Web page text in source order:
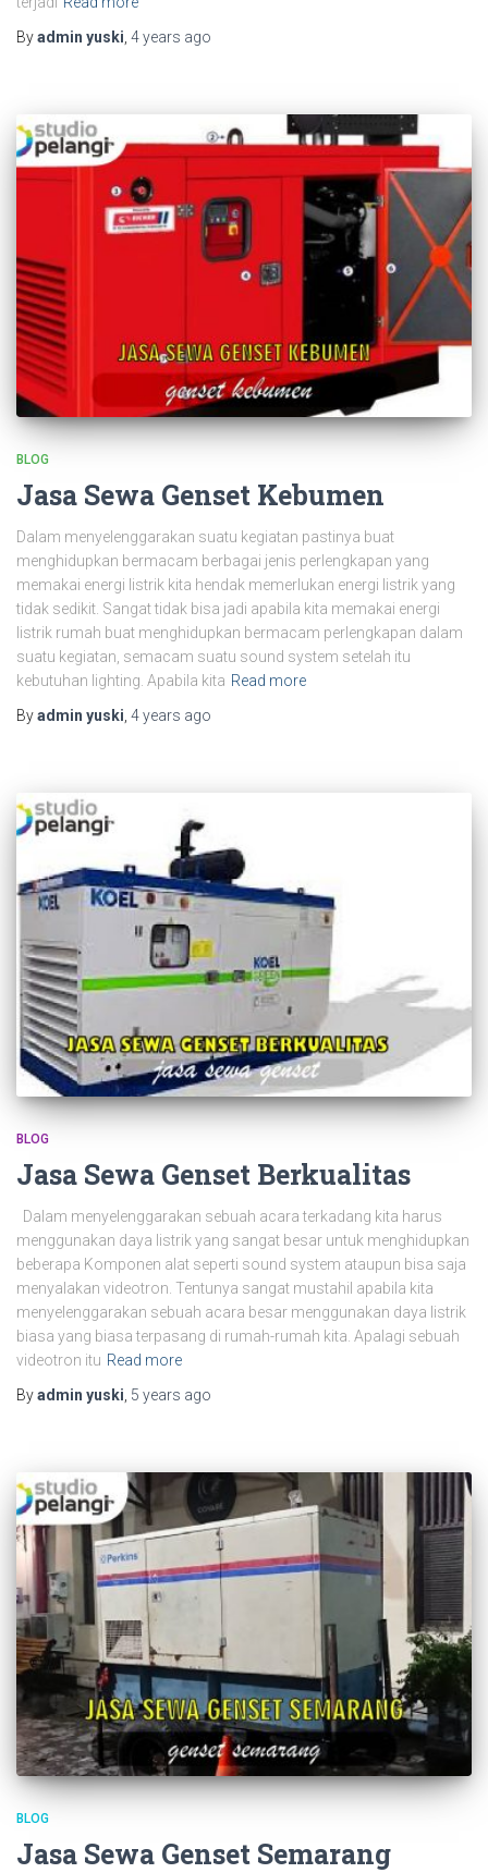
Byadmin yuski 4 years ago
BLOG
Jasa Sewa Genset Kebumen
Dalam menyelenggarakan suatu kegiatan pastinya buat
menghidupkan bermacam berbagai jenis perlengkapan yang
memakai energi listrik kita hendak memerlukan energi listrik yang
tidak sedikit. Sangat tidak bisa jadi apabila kita memakai energi
listrik rumah buat menghidupkan bermacam perlengkapan dalam
suatu kegiatan, semacam suatu sound system setelah itu
kebutuhan lighting. Apabila kita Read more
Byadmin yuski, 4 years ago
BLOG
Jasa Sewa Genset Berkualitas
Dalam menyelenggarakan sebuah acara terkadang kita harus
menggunakan daya listrik yang sangat besar untuk menghidupkan
beberapa Komponen alat seperti sound system ataupun bisa saja
menyalakan videotron. Tentunya sangat mustahil apabila kita
menyelenggarakan sebuah acara besar menggunakan daya listrik
biasa yang biasa terpasang di rumah-rumah kita. Apalagi sebuah
videotron itu Read more
Byadmin yuski 5 years ago
BLOG
Jasa Sewa Genset Semarang